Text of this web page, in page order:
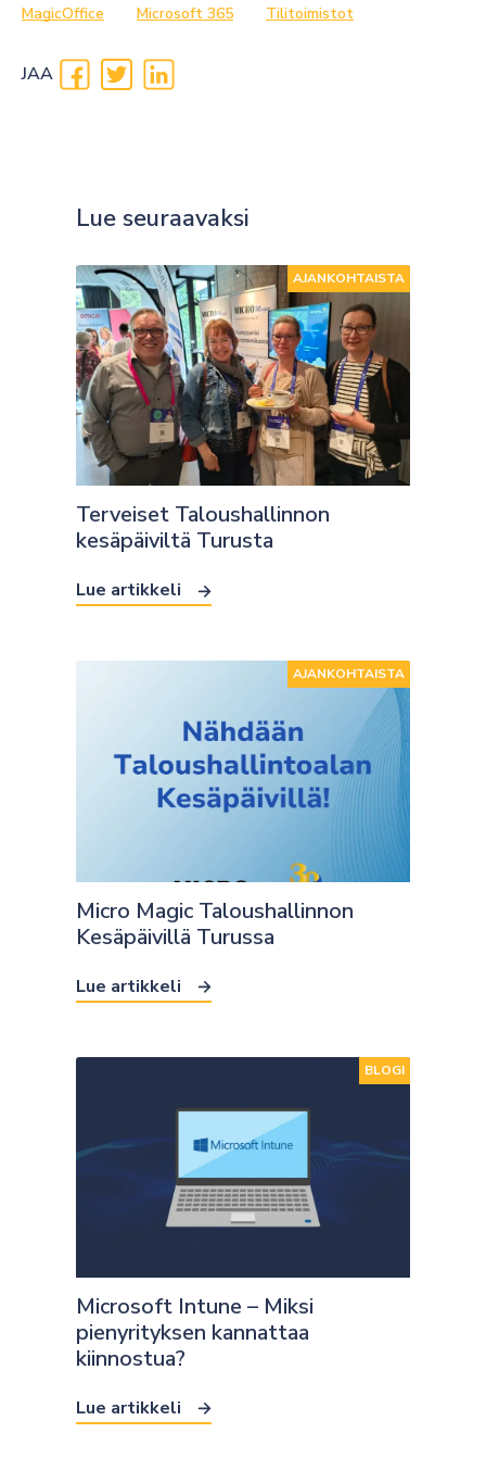
MagicOffice Microsoft 365 Tilitoimistot
JAA
Lue seuraavaksi
Terveiset Taloushallinnon
kesäpäiviltä Turusta
Lue artikkeli
AJANKOHTAISTA
Micro Magic Taloushallinnon
Kesäpäivillä Turussa
Lue artikkeli
AJANKOHTAISTA
Microsoft Intune – Miksi
pienyrityksen kannattaa
kiinnostua?
Lue artikkeli
BLOGI